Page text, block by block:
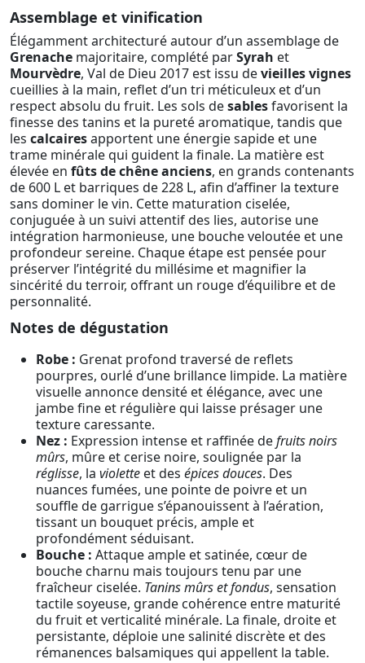
Assemblage et vinification
Élégamment architecturé autour d’un assemblage de
Grenache majoritaire, complété parSyrah et
Mourvèdre, Val de Dieu 2017 est issu devieilles vignes
cueillies à la main, reflet d’un tri méticuleux et d’un
respect absolu du fruit. Les sols desablesfavorisent la
finesse des tanins et la pureté aromatique, tandis que
les calcairesapportent une énergie sapide et une
trame minérale qui guident la finale. La matière est
élevée en fûts de chêne anciens, en grands contenants
de 600 L et barriques de 228 L, afin d’affiner la texture
sans dominer le vin. Cette maturation ciselée,
conjuguée à un suivi attentif des lies, autorise une
intégration harmonieuse, une bouche veloutée et une
profondeur sereine. Chaque étape est pensée pour
préserver l’intégrité du millésime et magnifier la
sincérité du terroir, offrant un rouge d’équilibre et de
personnalité.
Notes de dégustation
Robe : Grenat profond traversé de reflets
pourpres, ourlé d’une brillance limpide. La matière
visuelle annonce densité et élégance, avec une
jambe fine et régulière qui laisse présager une
texture caressante.
Nez : Expression intense et raffinée defruits noirs
mûrs, mûre et cerise noire, soulignée par la
réglisse, la violette et des épices douces. Des
nuances fumées, une pointe de poivre et un
souffle de garrigue s’épanouissent à l’aération,
tissant un bouquet précis, ample et
profondément séduisant.
Bouche : Attaque ample et satinée, cœur de
bouche charnu mais toujours tenu par une
fraîcheur ciselée. Tanins mûrs et fondus, sensation
tactile soyeuse, grande cohérence entre maturité
du fruit et verticalité minérale. La finale, droite et
persistante, déploie une salinité discrète et des
rémanences balsamiques qui appellent la table.